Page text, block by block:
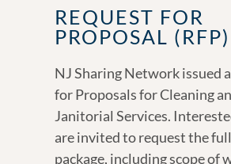
REQUEST FOR
PROPOSAL (RFP)
NJ Sharing Network issued
for Proposals for Cleaning
Janitorial Services.
are invited to request the
package, including scope of